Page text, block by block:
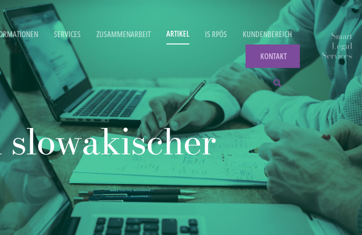
SERVICES ZUSAMMENARBEIT ARTIKEL IS RPÖS KUNDENBEREICH
KONTAKT